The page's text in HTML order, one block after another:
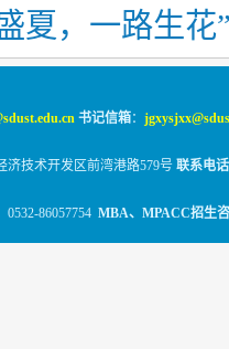
夏，一路生
书记信箱：
济技术开发区前湾港路579号 联系电话
0532-86057754 MBA、MPACC招生